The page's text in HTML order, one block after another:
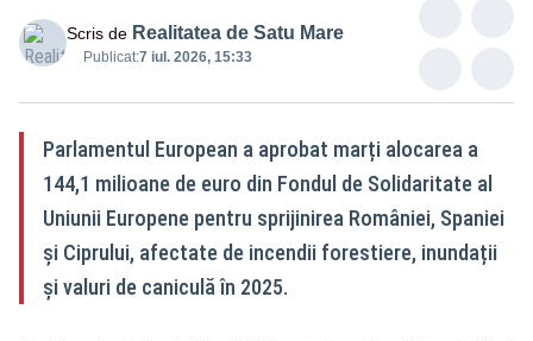
Scris de Realitatea de Satu Mare
Publicat:7 iul. 2026, 15:33
Parlamentul European a aprobat marți alocarea a
144,1 milioane de euro din Fondul de Solidaritate al
Uniunii Europene pentru sprijinirea României, Spaniei
și Ciprului, afectate de incendii forestiere, inundații
și valuri de caniculă în 2025.